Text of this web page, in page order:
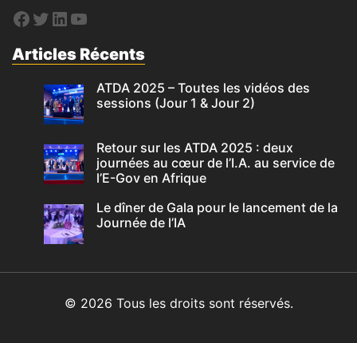
Articles Récents
ATDA 2025 – Toutes les vidéos des
sessions (Jour 1 & Jour 2)
Retour sur les ATDA 2025 : deux
journées au cœur de l’I.A. au service de
l’E-Gov en Afrique
Le dîner de Gala pour le lancement de la
Journée de l’IA
© 2026 Tous les droits sont réservés.